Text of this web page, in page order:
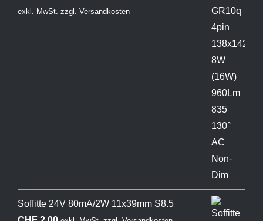
exkl. MwSt. zzgl. Versandkosten
Soffitte 24V 80mA/2W 11x39mm S8.5